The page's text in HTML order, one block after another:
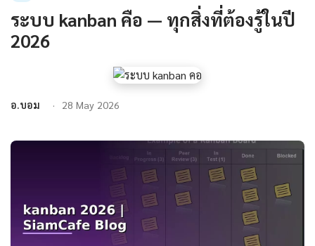
ระบบ kanban คือ — ทุกสิ่งที่ต้องรู้ในปี
2026
อ.บอม 28 May 2026